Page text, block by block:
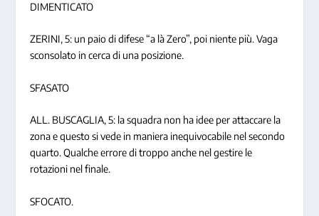
DIMENTICATO
ZERINI, 5: un paio di difese “a là Zero”, poi niente più. Vaga
sconsolato in cerca di una posizione.
SFASATO
ALL. BUSCAGLIA, 5: la squadra non ha idee per attaccare la
zona e questo si vede in maniera inequivocabile nel secondo
quarto. Qualche errore di troppo anche nel gestire le
rotazioni nel finale.
SFOCATO.